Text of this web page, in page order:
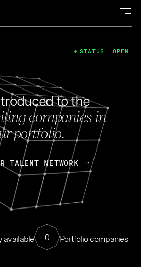
to the
companies in
portfolio.
TALENT NETWORK
available 0 Portfolio companies
STATUS: OPEN